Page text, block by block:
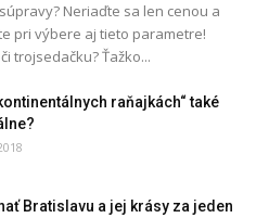
Neriaďte sa len cenou a
pri výbere aj tieto parametre!
trojsedačku? Ťažko...
raňajkách“ také
Bratislavu a jej krásy za jeden